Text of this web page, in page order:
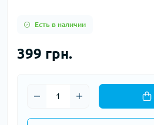
Есть в наличии
399 грн.